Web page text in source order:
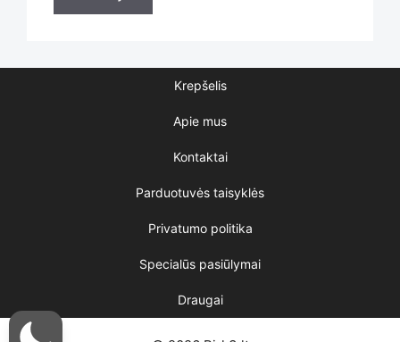
page
Krepšelis
Apie mus
Kontaktai
Parduotuvės taisyklės
Privatumo politika
Specialūs pasiūlymai
Draugai